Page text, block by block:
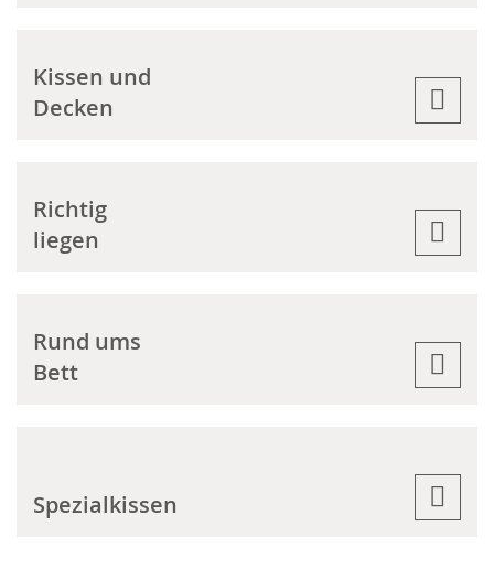
Kissen und
Decken
Richtig
liegen
Rund ums
Bett
Spezialkissen